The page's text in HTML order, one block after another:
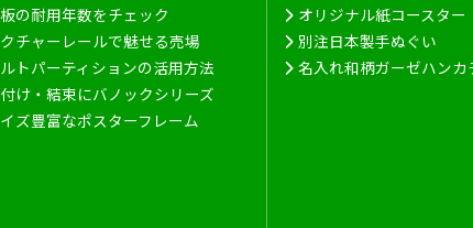
の耐用年数をチェック
チャーレールで魅せる売場
トパーティションの活用方法
け・結束にバノックシリーズ
ズ豊富なポスターフレーム
オリジナル紙コースター
別注日本製手ぬぐい
名入れ和柄ガーゼハンカ